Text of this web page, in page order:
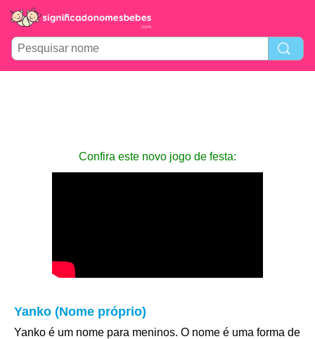
Confira este novo jogo de festa:
Yanko (Nome próprio)
Yanko é um nome para meninos. O nome é uma forma de